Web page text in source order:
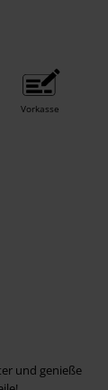
Vorkasse
und genieße